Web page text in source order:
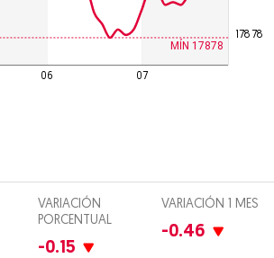
Opens in new window
MÍN 17878
06 07
17878
VARIACIÓN
PORCENTUAL
-0.15
VARIACIÓN 1 MES
-0.46